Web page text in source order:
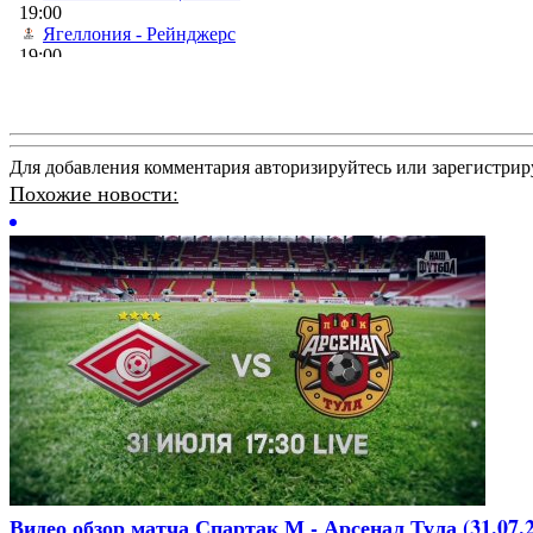
Для добавления комментария авторизируйтесь или
Похожие новости: